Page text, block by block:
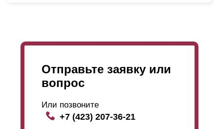
окраску) мы выполняем сами. Поэтому полностью
данном случае подход к процессу совершенно иной.
Сначала мы полностью изготавливаем все
необходимые для забора детали, а потом каждую
забор полностью готов. Осталось его только
упаковать и доставить на место установки.
Отправьте заявку или
вопрос
Или позвоните
+7 (423) 207-36-21